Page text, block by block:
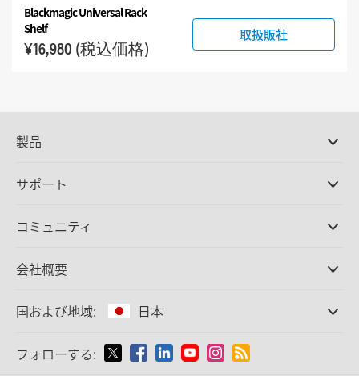
Blackmagic Universal Rack
Shelf
¥16,980 (税込価格)
取扱販社
製品
DaVinci Resolve/Fusion
ATEMプロダクション
ディスクレコーダー
Cintelフィルムスキャニング
放送用コンバーター
モニタリング
サポート
サポートセンター
コミュニティ
会社概要
会社概要
メディア
国および地域: 日本
国または地域から選択
フォローする: